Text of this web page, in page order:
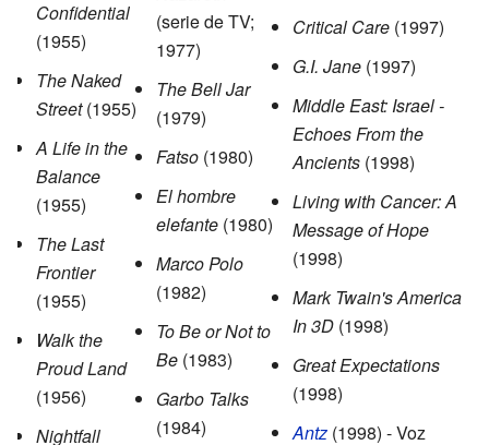
Confidential
(1955)
The Naked
Street(1955)
A Life in the
Balance
(1955)
The Last
Frontier
(1955)
Walk the
Proud Land
(1956)
Nightfall
(serie de TV;
1977)
The Bell Jar
(1979)
Fatso (1980)
El hombre
elefante (1980)
Marco Polo
(1982)
To Be or Not to
Be (1983)
Garbo Talks
(1984)
Critical Care (1997)
G.I. Jane (1997)
Middle East: Israel -
Echoes From the
Ancients (1998)
Living with Cancer: A
Message of Hope
(1998)
Mark Twain's America
In 3D (1998)
Great Expectations
(1998)
Antz (1998) - Voz